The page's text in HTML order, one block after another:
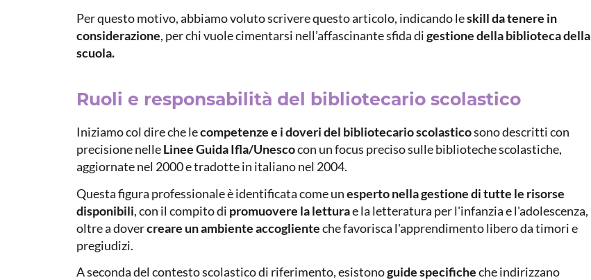
Per questo motivo, abbiamo voluto scrivere questo articolo, indicando leskill da tenere in
considerazione, per chi vuole cimentarsi nell’affascinante sfida digestione della biblioteca della
scuola.
Ruoli e responsabilità del bibliotecario scolastico
Iniziamo col dire che lecompetenze e i doveri del bibliotecario scolasticosono descritti con
precisione nelleLinee Guida Ifla/Unescocon un focus preciso sulle biblioteche scolastiche,
aggiornate nel 2000 e tradotte in italiano nel 2004.
Questa figura professionale è identificata come unesperto nella gestione di tutte le risorse
disponibili, con il compito di promuovere la letturae la letteratura per l'infanzia e l'adolescenza,
oltre a dovercreare un ambiente accoglienteche favorisca l'apprendimento libero da timori e
pregiudizi.
A seconda del contesto scolastico di riferimento, esistonoguide specificheche indirizzano